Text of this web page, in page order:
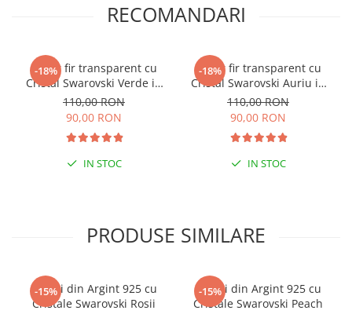
RECOMANDARI
-18%
Colier fir transparent cu
Cristal Swarovski Verde in
Caseta din Argint 925
110,00 RON
90,00 RON
IN STOC
-18%
Colier fir transparent cu
Cristal Swarovski Auriu in
Caseta din Argint 925
110,00 RON
90,00 RON
IN STOC
PRODUSE SIMILARE
-15%
Cercei din Argint 925 cu
Cristale Swarovski Rosii
-15%
Cercei din Argint 925 cu
Cristale Swarovski Peach